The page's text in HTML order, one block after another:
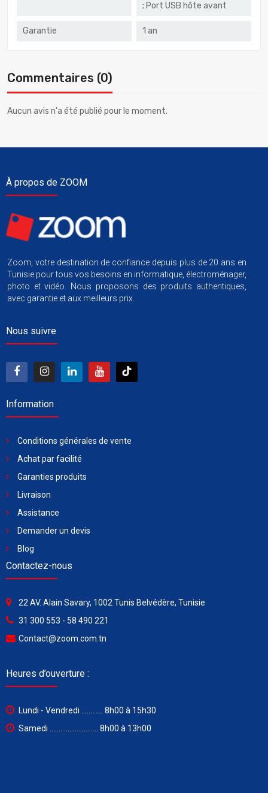
; Port USB hôte avant
Garantie 1 an
Commentaires (0)
Aucun avis n'a été publié pour le moment.
À propos de ZOOM
Zoom, votre destination de confiance depuis plus de 20 ans en
Tunisie pour tous vos besoins en informatique, électroménager,
photo et vidéo. Nous proposons des produits authentiques,
avec garantie et aux meilleurs prix.
Nous suivre
Information
Conditions générales de vente
Achat par facilité
Garanties produits
Livraison
Assistance
Demander un devis
Blog
Contactez-nous
22 AV. Alain Savary, 1002 Tunis Belvédère, Tunisie
31 300 553 - 58 490 221
Contact@zoom.com.tn
Heures d’ouverture :
Lundi - Vendredi ............ 8h00 à 15h30
Samedi ........................... 8h00 à 13h00